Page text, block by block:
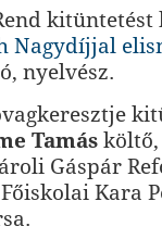
Nagydíjjal
nyelvész.
Tamás költő,
Gáspár
Kara